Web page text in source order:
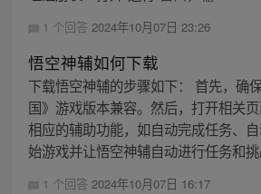
1 个回答 2024年10月07日 23:26
悟空神辅如何下载
下载悟空神辅的步骤如下： 首先，确
国》游戏版本兼容。然后，打开相关
相应的辅助功能，如自动完成任务、
始游戏并让悟空神辅自动进行任务和
1 个回答 2024年10月07日 16:17